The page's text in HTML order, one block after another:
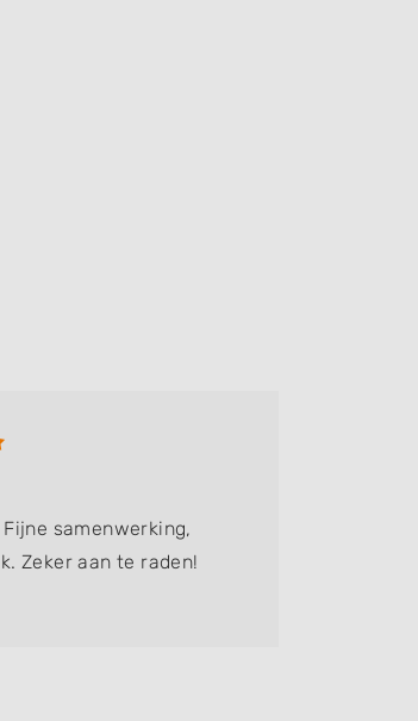
samenwerking,
Zeker aan te raden!